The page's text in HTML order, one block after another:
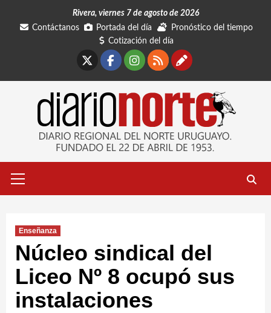
Rivera, viernes 7 de agosto de 2026
Contáctanos
Portada del día
Pronóstico del tiempo
Cotización del día
Facebook
Instagram
RSSContáctanos
primario
Enseñanza
Núcleo sindical del
Liceo Nº 8 ocupó sus
instalaciones